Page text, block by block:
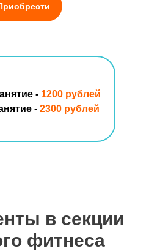
- 1200 рублей
- 2300 рублей
в секции
фитнеса